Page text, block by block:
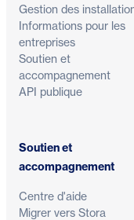
Gestion des
Informations pour les
entreprises
Soutien et
accompagnement
API publique
Soutien et
accompagnement
Centre d'aide
Migrer vers Stora